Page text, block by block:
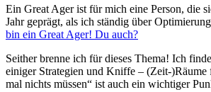
Ein Great Ager ist für mich eine Person, die
Jahr geprägt, als ich ständig über
bin ein Great Ager! Du auch?
Seither brenne ich für dieses Thema! Ich
einiger Strategien und Kniffe –
mal nichts müssen“ ist auch ein wichtiger